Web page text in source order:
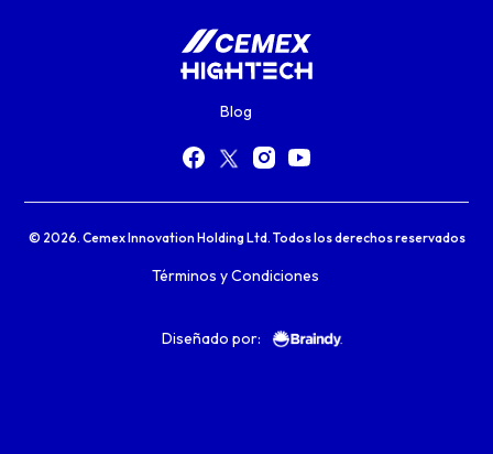
Blog
© 2026. Cemex Innovation Holding Ltd. Todos los derechos reservados
Términos y Condiciones
Diseñado por: